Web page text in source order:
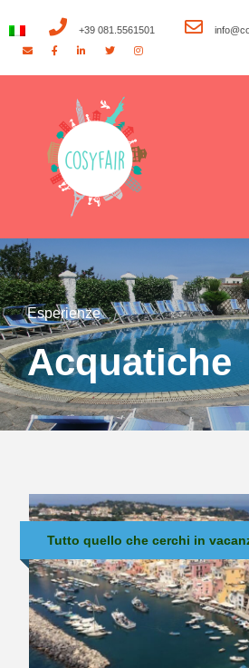
+39 081.5561501
Esperienze
Acquatiche
Tutto quello che cerchi in